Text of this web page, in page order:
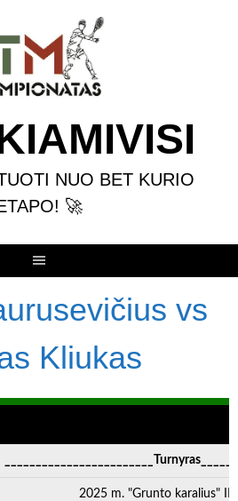
NUO BET KURIO
🚀
vs
Kliukas
2025 m. "Grunto karalius" II